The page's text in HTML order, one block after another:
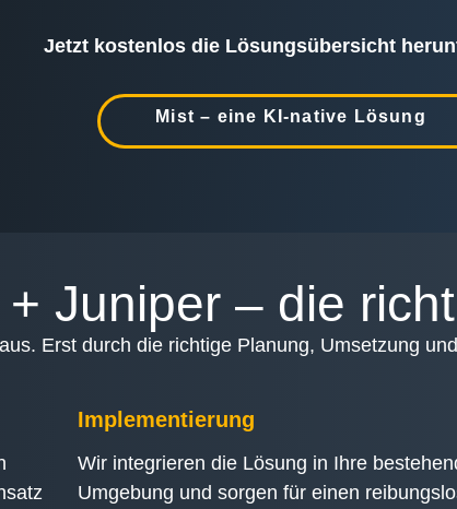
Jetzt kostenlos die Lösungsübersicht
Mist – eine KI-native Lösung
Juniper – die
Erst durch die richtige Planung, Umsetzung
Implementierung
Wir integrieren die Lösung in Ihre
Umgebung und sorgen für einen